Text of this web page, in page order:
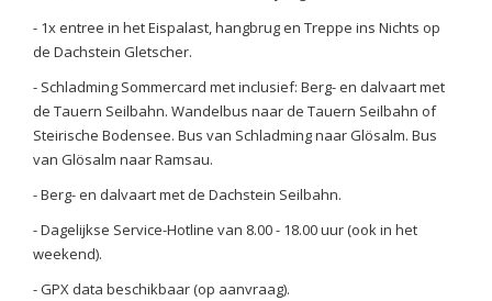
- 1x entree in het Eispalast, hangbrug en Treppe ins Nichts op
de Dachstein Gletscher.
- Schladming Sommercard met inclusief: Berg- en dalvaart met
de Tauern Seilbahn. Wandelbus naar de Tauern Seilbahn of
Steirische Bodensee. Bus van Schladming naar Glösalm. Bus
van Glösalm naar Ramsau.
- Berg- en dalvaart met de Dachstein Seilbahn.
- Dagelijkse Service-Hotline van 8.00 - 18.00 uur (ook in het
weekend).
- GPX data beschikbaar (op aanvraag).